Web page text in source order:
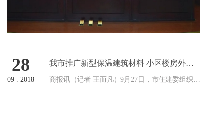
28
09 . 2018
我市推广新型保温建筑材料 小区楼房外墙
不怕开裂脱落
商报讯（记者 王而凡）9月27日，市住建委组织召